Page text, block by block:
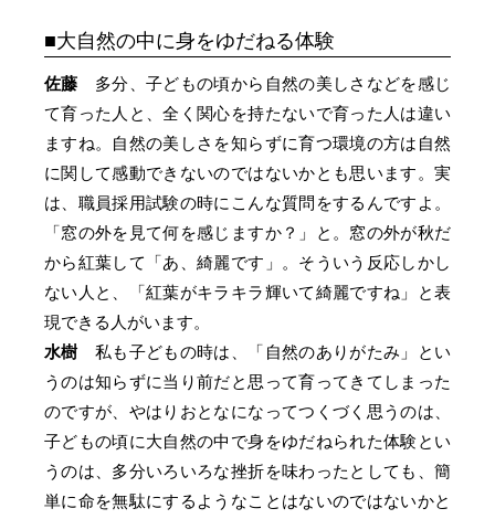
大自然の中に身をゆだねる体験
佐藤 多分、子どもの頃から自然の美しさなどを感じ
て育った人と、全く関心を持たないで育った人は違い
ますね。自然の美しさを知らずに育つ環境の方は自然
に関して感動できないのではないかとも思います。実
は、職員採用試験の時にこんな質問をするんですよ。
「窓の外を見て何を感じますか？」と。窓の外が秋だ
から紅葉して「あ、綺麗です」。そういう反応しかし
ない人と、「紅葉がキラキラ輝いて綺麗ですね」と表
現できる人がいます。
水樹私も子どもの時は、「自然のありがたみ」とい
うのは知らずに当り前だと思って育ってきてしまった
のですが、やはりおとなになってつくづく思うのは、
子どもの頃に大自然の中で身をゆだねられた体験とい
うのは、多分いろいろな挫折を味わったとしても、簡
単に命を無駄にするようなことはないのではないかと